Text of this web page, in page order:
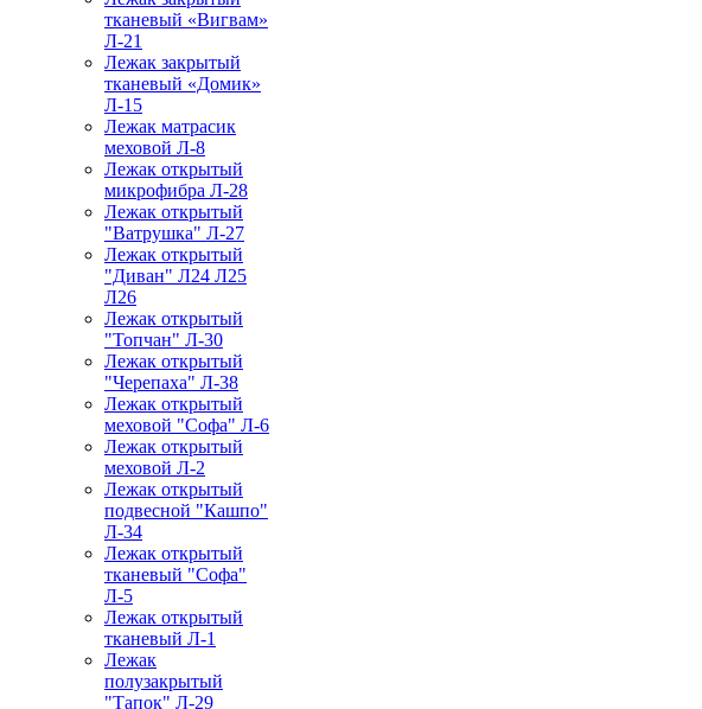
тканевый «Вигвам»
Л-21
Лежак закрытый
тканевый «Домик»
Л-15
Лежак матрасик
меховой Л-8
Лежак открытый
микрофибра Л-28
Лежак открытый
"Ватрушка" Л-27
Лежак открытый
"Диван" Л24 Л25
Л26
Лежак открытый
"Топчан" Л-30
Лежак открытый
"Черепаха" Л-38
Лежак открытый
меховой "Софа" Л-6
Лежак открытый
меховой Л-2
Лежак открытый
подвесной "Кашпо"
Л-34
Лежак открытый
тканевый "Софа"
Л-5
Лежак открытый
тканевый Л-1
Лежак
полузакрытый
"Тапок" Л-29